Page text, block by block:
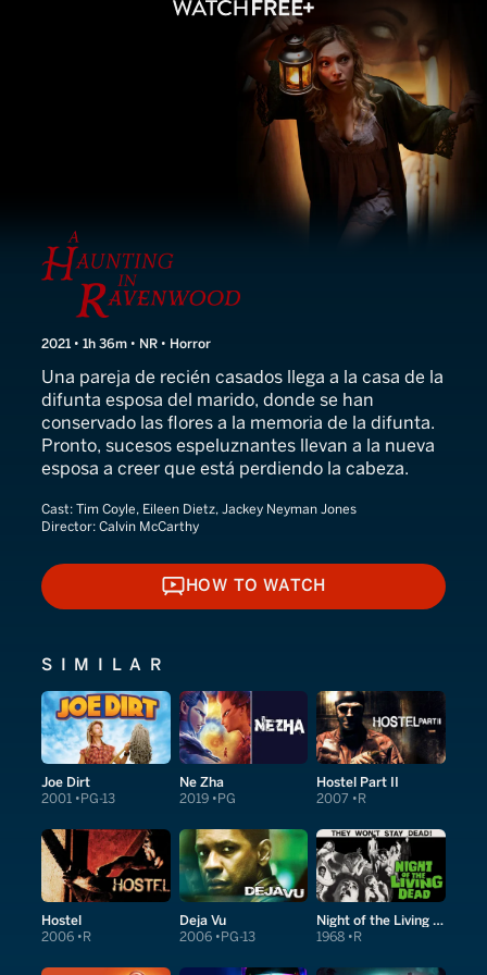
A Haunting in Ravenwood
2021 • 1h 36m • NR • Horror
Una pareja de recién casados llega a la casa de la
difunta esposa del marido, donde se han
conservado las flores a la memoria de la difunta.
Pronto, sucesos espeluznantes llevan a la nueva
esposa a creer que está perdiendo la cabeza.
Cast: Tim Coyle, Eileen Dietz, Jackey Neyman Jones
Director: Calvin McCarthy
HOW TO WATCH
HOW TO WATCH
SIMILAR
Joe Dirt
2001 PG-13
Ne Zha
2019 PG
Hostel Part II
2007 R
Hostel
2006 R
Deja Vu
2006 PG-13
Night of the Living Dead
1968 R